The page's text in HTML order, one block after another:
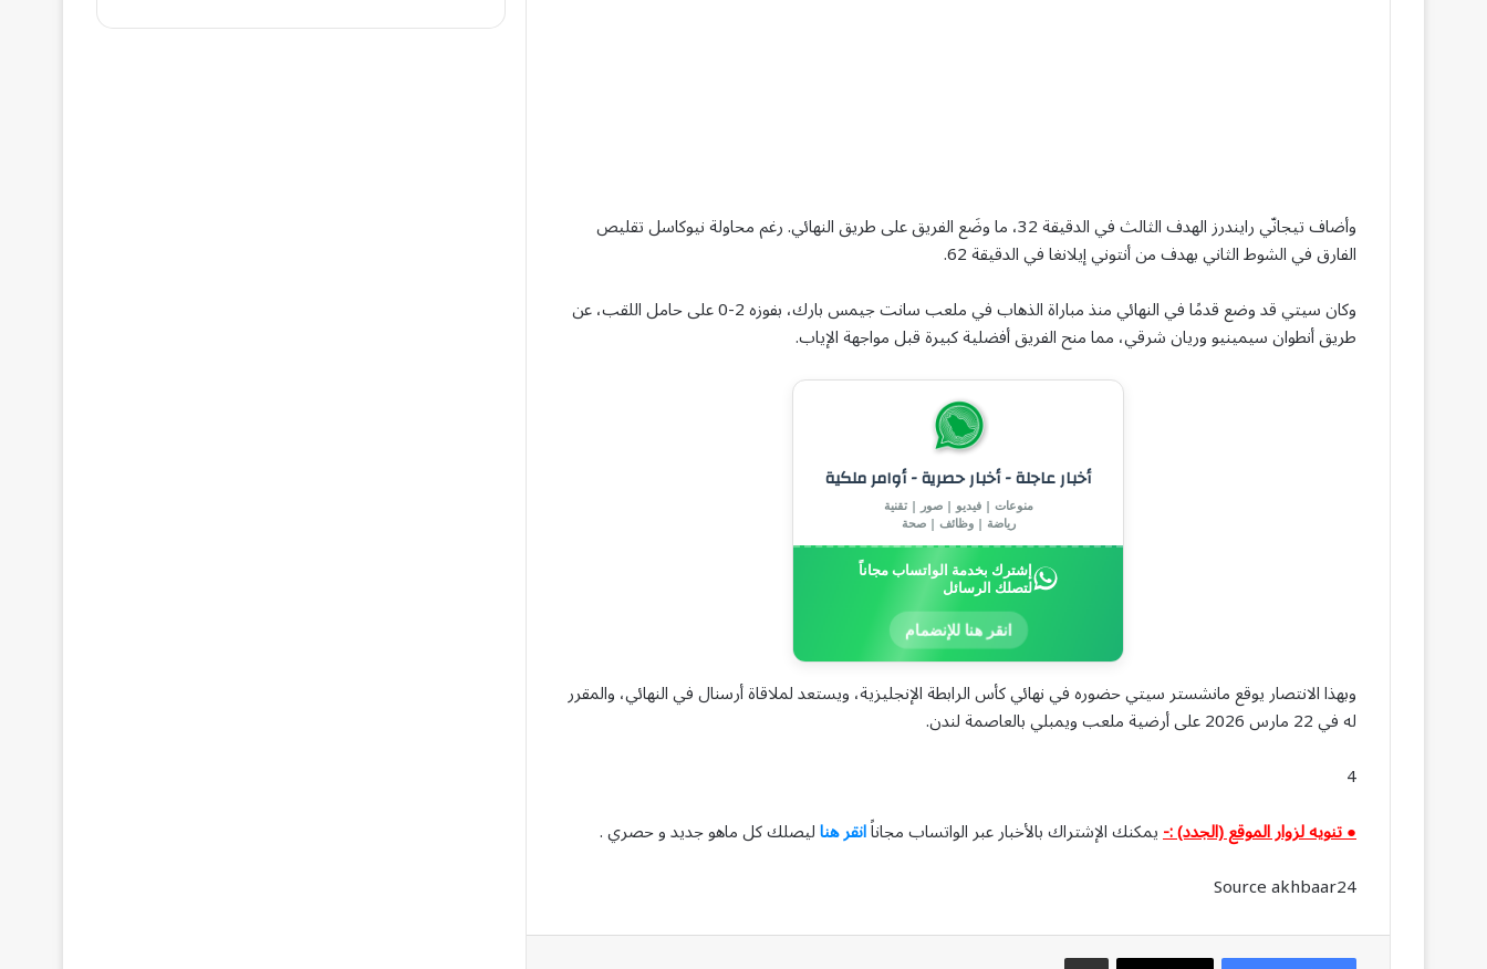
وأضاف تيجانّي رايندرز الهدف الثالث في الدقيقة 32، ما وضَع الفريق على طريق النهائي. رغم محاولة نيوكاسل تقليص
الفارق في الشوط الثاني بهدف من أنتوني إيلانغا في الدقيقة 62.
وكان سيتي قد وضع قدمًا في النهائي منذ مباراة الذهاب في ملعب سانت جيمس بارك، بفوزه 2-0 على حامل اللقب، عن
طريق أنطوان سيمينيو وريان شرقي، مما منح الفريق أفضلية كبيرة قبل مواجهة الإياب.
أخبار عاجلة - أخبار حصرية - أوامر ملكية
منوعات | فيديو | صور | تقنية
رياضة | وظائف | صحة
إشترك بخدمة الواتساب مجاناً
لتصلك الرسائل
انقر هنا للإنضمام
وبهذا الانتصار يوقع مانشستر سيتي حضوره في نهائي كأس الرابطة الإنجليزية، ويستعد لملاقاة أرسنال في النهائي، والمقرر
له في 22 مارس 2026 على أرضية ملعب ويمبلي بالعاصمة لندن.
4
● تنويه لزوار الموقع (الجدد) :-يمكنك الإشتراك بالأخبار عبر الواتساب مجاناًانقر هناليصلك كل ماهو جديد و حصري .
Source akhbaar24
مشاركة عبر البريد